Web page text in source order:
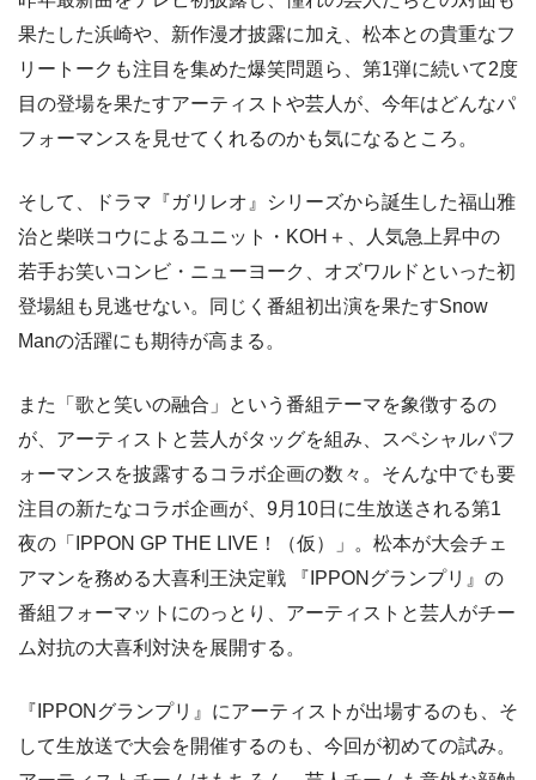
果たした浜崎や、新作漫才披露に加え、松本との貴重なフ
リートークも注目を集めた爆笑問題ら、第1弾に続いて2度
目の登場を果たすアーティストや芸人が、今年はどんなパ
フォーマンスを見せてくれるのかも気になるところ。
そして、ドラマ『ガリレオ』シリーズから誕生した福山雅
治と柴咲コウによるユニット・KOH＋、人気急上昇中の
若手お笑いコンビ・ニューヨーク、オズワルドといった初
登場組も見逃せない。同じく番組初出演を果たすSnow
Manの活躍にも期待が高まる。
また「歌と笑いの融合」という番組テーマを象徴するの
が、アーティストと芸人がタッグを組み、スペシャルパフ
ォーマンスを披露するコラボ企画の数々。そんな中でも要
注目の新たなコラボ企画が、9月10日に生放送される第1
夜の「IPPON GP THE LIVE！（仮）」。松本が大会チェ
アマンを務める大喜利王決定戦 『IPPONグランプリ』の
番組フォーマットにのっとり、アーティストと芸人がチー
ム対抗の大喜利対決を展開する。
『IPPONグランプリ』にアーティストが出場するのも、そ
して生放送で大会を開催するのも、今回が初めての試み。